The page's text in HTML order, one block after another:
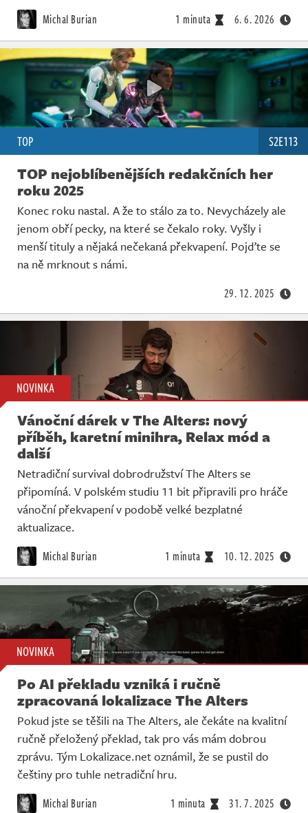
Michal Burian 1 minuta 6. 6. 2026
TOP S2E113
TOP nejoblíbenějších redakčních her
roku 2025
Konec roku nastal. A že to stálo za to. Nevycházely ale
jenom obří pecky, na které se čekalo roky. Vyšly i
menší tituly a nějaká nečekaná překvapení. Pojďte se
na ně mrknout s námi.
29. 12. 2025
NOVINKA
Vánoční dárek v The Alters: nový
příběh, karetní minihra, Relax mód a
další
Netradiční survival dobrodružství The Alters se
připomíná. V polském studiu 11 bit připravili pro hráče
vánoční překvapení v podobě velké bezplatné
aktualizace.
Michal Burian 1 minuta 10. 12. 2025
NOVINKA
Po AI překladu vzniká i ručně
zpracovaná lokalizace The Alters
Pokud jste se těšili na The Alters, ale čekáte na kvalitní
ručně přeložený překlad, tak pro vás mám dobrou
zprávu. Tým Lokalizace.net oznámil, že se pustil do
češtiny pro tuhle netradiční hru.
Michal Burian 1 minuta 31. 7. 2025